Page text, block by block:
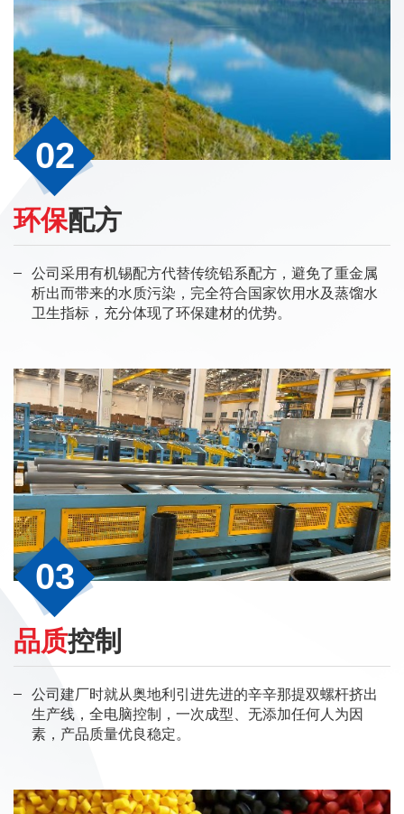
02
环保配方
公司采用有机锡配方代替传统铅系配方，避免了重金属
析出而带来的水质污染，完全符合国家饮用水及蒸馏水
卫生指标，充分体现了环保建材的优势。
03
品质控制
公司建厂时就从奥地利引进先进的辛辛那提双螺杆挤出
生产线，全电脑控制，一次成型、无添加任何人为因
素，产品质量优良稳定。